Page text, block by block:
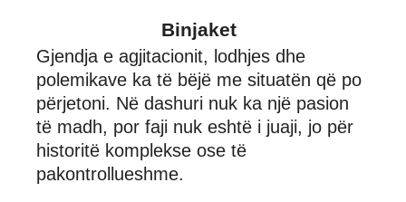
Binjaket
Gjendja e agjitacionit, lodhjes dhe
polemikave ka të bëjë me situatën që po
përjetoni. Në dashuri nuk ka një pasion
të madh, por faji nuk eshtë i juaji, jo për
historitë komplekse ose të
pakontrollueshme.